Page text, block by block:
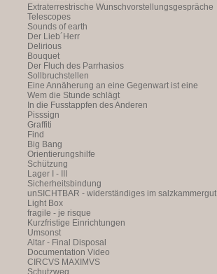
Extraterrestrische Wunschvorstellungsgespräche
Telescopes
Sounds of earth
Der Lieb´Herr
Delirious
Bouquet
Der Fluch des Parrhasios
Sollbruchstellen
Eine Annäherung an eine Gegenwart ist eine
Annäherung an eine Ann
Wem die Stunde schlägt
In die Fusstappfen des Anderen
Pisssign
Graffiti
Find
Big Bang
Orientierungshilfe
Schützung
Lager I - III
Sicherheitsbindung
unSICHTBAR - widerständiges im salzkammergut
Light Box
fragile - je risque
Kurzfristige Einrichtungen
Umsonst
Altar - Final Disposal
Documentation Video
CIRCVS MAXIMVS
Schutzweg